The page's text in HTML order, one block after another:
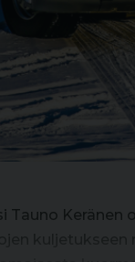
Tauno Keränen